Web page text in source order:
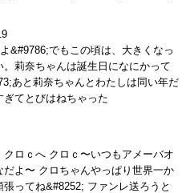
&#9786;でもこの頃は、大きくなっ
莉奈ちゃんは誕生日になにかって
あと莉奈ちゃんとわたしは同い年だ
てとびはねちゃった
ロｃへ クロｃ〜いつもアメーバオ
よ〜 クロちゃんやっぱり世界一か
ってね&#8252; ファンレ送ろうと